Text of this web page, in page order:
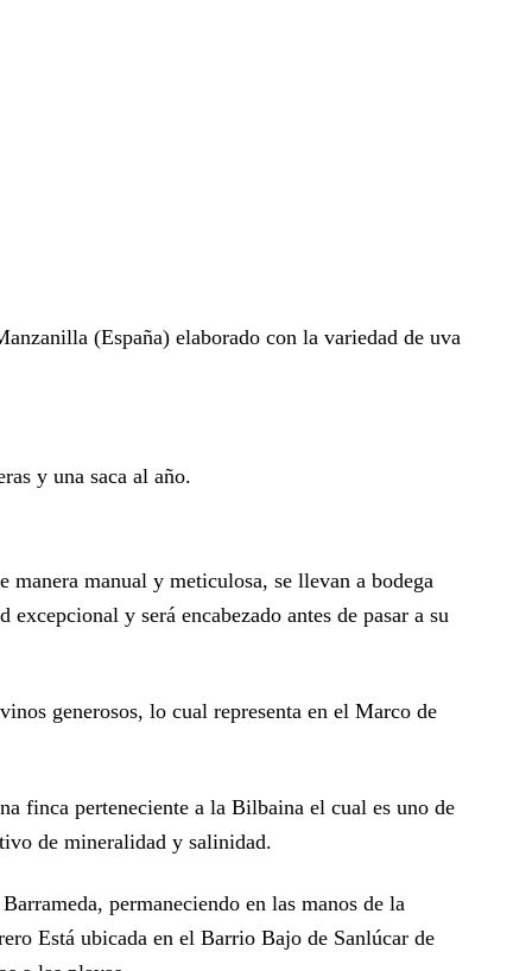
(España) elaborado con la variedad de uva
y una saca al año.
manual y meticulosa, se llevan a bodega
y será encabezado antes de pasar a su
generosos, lo cual representa en el Marco de
finca perteneciente a la Bilbaina el cual es uno de
de mineralidad y salinidad.
permaneciendo en las manos de la
Está ubicada en el Barrio Bajo de Sanlúcar de